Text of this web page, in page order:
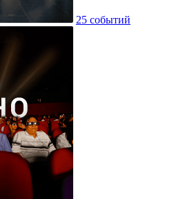
25 событий